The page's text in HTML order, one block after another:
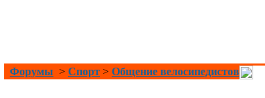
Форумы > Спорт > Общение велосипедистов